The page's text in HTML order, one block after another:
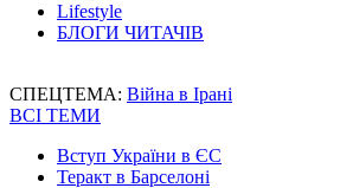
Lifestyle
БЛОГИ ЧИТАЧІВ
СПЕЦТЕМА: Війна в Ірані
ВСІ ТЕМИ
Вступ України в ЄС
Теракт в Барселоні